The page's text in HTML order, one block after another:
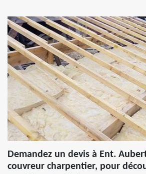
Demandez un devis à Ent.
couvreur charpentier, pour